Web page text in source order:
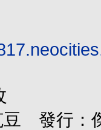
豆 發行：